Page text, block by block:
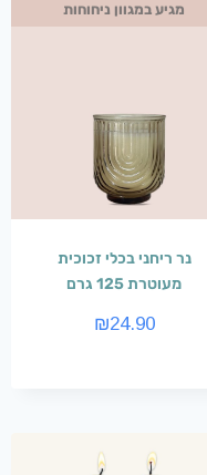
מגיע במגוון ניחוחות
נר ריחני בכלי זכוכית
מעוטרת 125 גרם
₪24.90